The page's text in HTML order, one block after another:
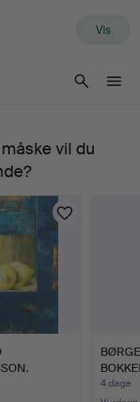
Vis
vil du
BØRGE
(1910-
4 dage